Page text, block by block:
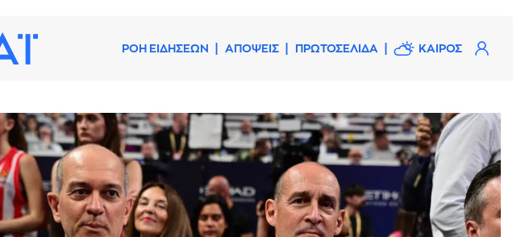
ΡΟΗ ΕΙΔΗΣΕΩΝ ΑΠΟΨΕΙΣ ΠΡΩΤΟΣΕΛΙΔΑ ΚΑΙΡΟΣ